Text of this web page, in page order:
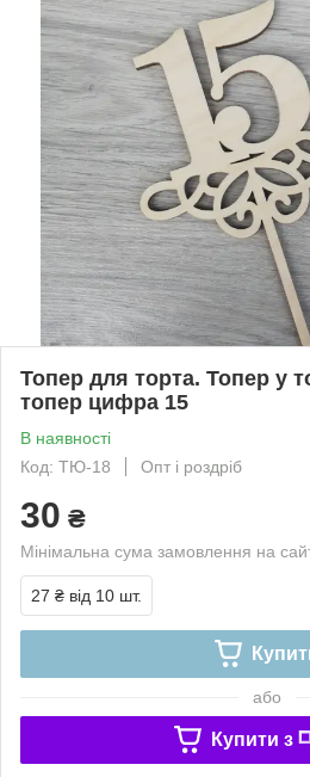
Топер для торта. Топер у
топер цифра 15
В наявності
Код: ТЮ-18
Опт і роздріб
30 ₴
Мінімальна сума замовлення на
27 ₴ від 10 шт.
або
Купити з